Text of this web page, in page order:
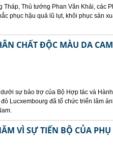
Tháp, Thủ tướng Phan Văn Khải, các
phục hậu quả lũ lụt, khôi phục sản
CHẤT ĐỘC MÀU DA CAM
sự bảo trợ của Bộ Hợp tác và
Lucxembourg đã tổ chức triển lãm
VÌ SỰ TIẾN BỘ CỦA